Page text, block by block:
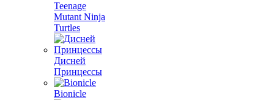
Teenage
Mutant Ninja
Turtles
Дисней
Принцессы
Bionicle